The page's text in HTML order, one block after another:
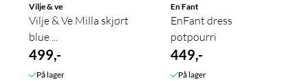
Vilje & ve
Vilje & Ve Milla skjørt
blue ...
499,-
På lager
En Fant
EnFant dress
potpourri
449,-
På lager